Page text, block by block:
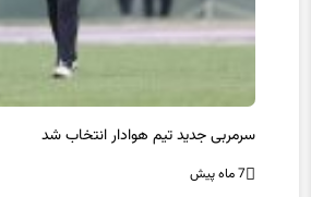
سرمربی جدید تیم هوادار انتخاب شد
7 ماه پیش